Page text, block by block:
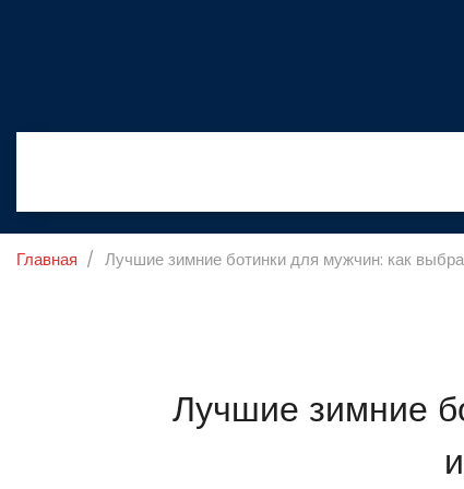
Главная Лучшие зимние ботинки для мужчин: как
Лучшие зимние